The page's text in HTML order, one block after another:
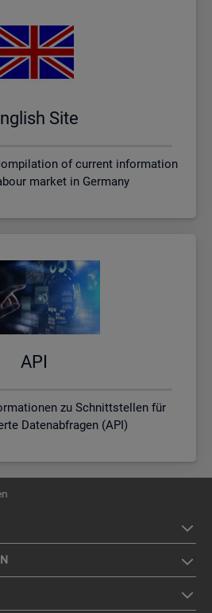
Site
of current information
market in Germany
API
zu Schnittstellen für
Datenabfragen (API)